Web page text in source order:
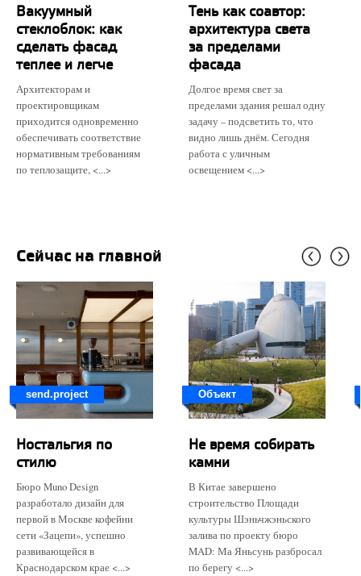
Вакуумный
стеклоблок: как
сделать фасад
теплее и легче
Архитекторам и
проектировщикам
приходится одновременно
обеспечивать соответствие
нормативным требованиям
по теплозащите, <...>
Тень как соавтор:
архитектура света
за пределами
фасада
Долгое время свет за
пределами здания решал одну
задачу – подсветить то, что
видно лишь днём. Сегодня
работа с уличным
освещением <...>
Сейчас на главной
send.project
Ностальгия по
стилю
Бюро Muno Design
разработало дизайн для
первой в Москве кофейни
сети «Зацепи», успешно
развивающейся в
Краснодарском крае <...>
Объект
Не время собирать
камни
В Китае завершено
строительство Площади
культуры Шэньчжэньского
залива по проекту бюро
MAD: Ма Яньсунь разбросал
по берегу <...>